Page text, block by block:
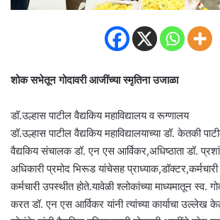
शोक सभेतून गोदावरी आजींच्या स्मृतिना उजाळा
डॉ.उल्हास पाटील वैद्यकिय महाविद्यालय व रूग्णालय
डॉ.उल्हास पाटील वैद्यकिय महाविद्यालयाच्या डॉ. केतकी
वैद्यकिय संचालक डॉ. एन एस आर्विकर,अधिष्ठाता डॉ.
अधिकारी प्रमोद भिरूड यांचेसह
कर्मचारी उपस्थीत होते.यावेळी श्लोकांच्या माध्यमातून स्व.
करत डॉ. एन एस आर्विकर यांनी त्यांच्या कार्याचा उल्लेख